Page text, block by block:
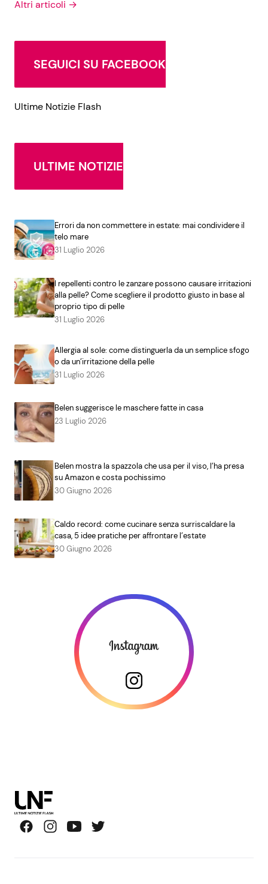
Altri articoli →
SEGUICI SU FACEBOOK
Ultime Notizie Flash
ULTIME NOTIZIE
Errori da non commettere in estate: mai condividere il
telo mare
31 Luglio 2026
I repellenti contro le zanzare possono causare irritazioni
alla pelle? Come scegliere il prodotto giusto in base al
proprio tipo di pelle
31 Luglio 2026
Allergia al sole: come distinguerla da un semplice sfogo
o da un’irritazione della pelle
31 Luglio 2026
Belen suggerisce le maschere fatte in casa
23 Luglio 2026
Belen mostra la spazzola che usa per il viso, l’ha presa
su Amazon e costa pochissimo
30 Giugno 2026
Caldo record: come cucinare senza surriscaldare la
casa, 5 idee pratiche per affrontare l’estate
30 Giugno 2026